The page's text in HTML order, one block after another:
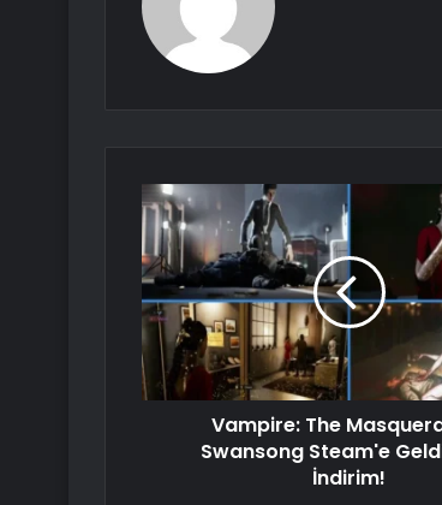
Vampire: The
Swansong Steam'e
İndirim!